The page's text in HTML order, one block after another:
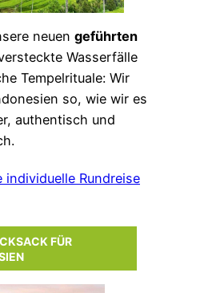
neuen geführten
Wasserfälle
Tempelrituale: Wir
so, wie wir es
authentisch und
individuelle Rundreise
FÜR